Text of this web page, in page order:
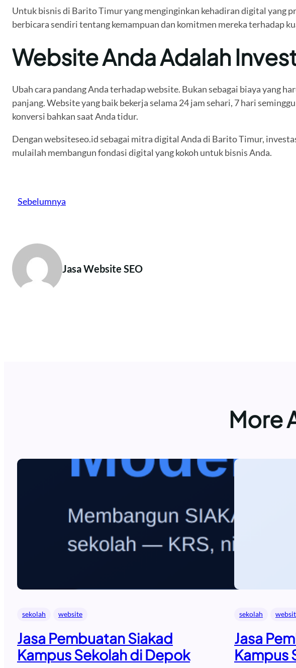
Untuk bisnis di Barito Timur yang menginginkan kehadiran digital yang
berbicara sendiri tentang kemampuan dan komitmen mereka terhadap
Website Anda Adalah
Ubah cara pandang Anda terhadap website. Bukan sebagai biaya yang
panjang. Website yang baik bekerja selama 24 jam sehari, 7 hari
konversi bahkan saat Anda tidur.
Dengan websiteseo.id sebagai mitra digital Anda di Barito Timur,
mulailah membangun fondasi digital yang kokoh untuk bisnis Anda.
Sebelumnya
Jasa Website SEO
More
sekolah website
Jasa Pembuatan Siakad
Kampus Sekolah di Depok
sekolah
Jasa
Kampus